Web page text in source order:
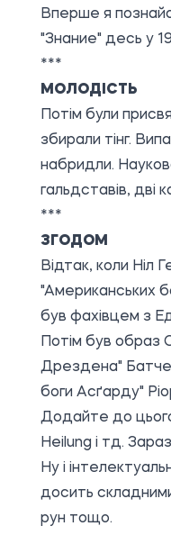
Вперше я
"Знание" десь у
***
МОЛОДІСТЬ
Потім були
збирали тінг.
набридли.
гальдставів, дві
***
ЗГОДОМ
Відтак, коли Ніл
"Американських
був фахівцем з
Потім був образ
Дрездена"
боги Асґарду"
Додайте до
Heilung і тд.
Ну і
досить
рун тощо.